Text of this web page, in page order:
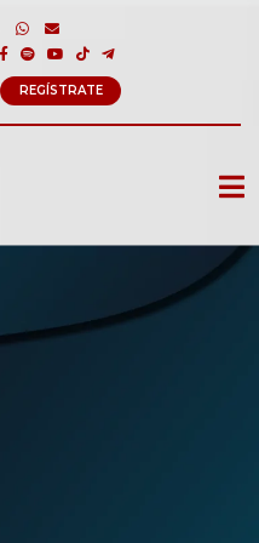
REGÍSTRATE